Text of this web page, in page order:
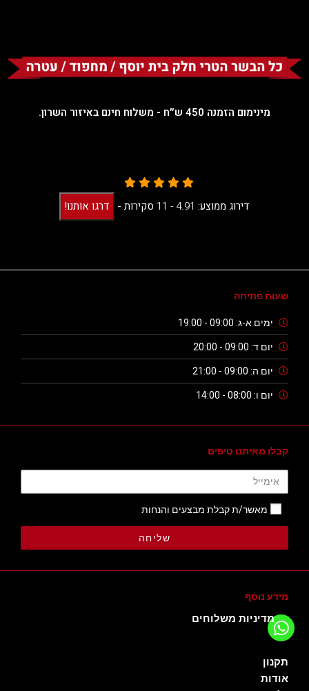
מינימום הזמנה 450 ש״ח - משלוח חינם באיזור השרון.
דירוג ממוצע: 4.91 -
11 סקירות - דרגו אותנו!
שעות פתיחה
ימים א-ג: 09:00 - 19:00
יום ד: 09:00 - 20:00
יום ה: 09:00 - 21:00
יום ו: 08:00 - 14:00
קבלו מאיתנו טיפים
מאשר/ת קבלת מבצעים והנחות
שליחה
מידע נוסף
מדיניות משלוחים
תקנון
אודות